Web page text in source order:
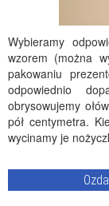
Wybieramy
wzorem (można
pakowaniu
odpowiednio
obrysowujemy
pół centymetra.
wycinamy je